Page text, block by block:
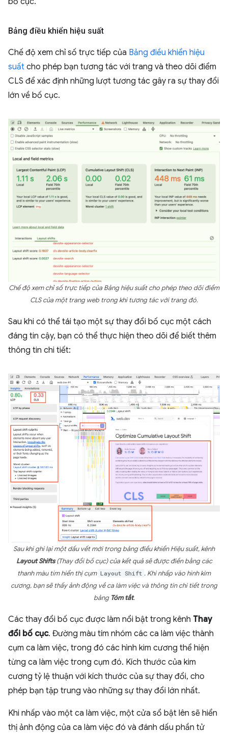
Bảng điều khiển hiệu suất
Chế độ xem chỉ số trực tiếp của Bảng điều khiển hiệu
suất cho phép bạn tương tác với trang và theo dõi điểm
CLS để xác định những lượt tương tác gây ra sự thay đổi
lớn về bố cục.
Chế độ xem chỉ số trực tiếp của Bảng hiệu suất cho phép theo dõi điểm
CLS của một trang web trong khi tương tác với trang đó.
Sau khi có thể tái tạo một sự thay đổi bố cục một cách
đáng tin cậy, bạn có thể thực hiện theo dõi để biết thêm
thông tin chi tiết:
Sau khi ghi lại một dấu vết mới trong bảng điều khiển Hiệu suất, kênh
Layout Shifts(Thay đổi bố cục) của kết quả sẽ được điền bằng các
thanh màu tím hiển thị cụm Layout Shift . Khi nhấp vào hình kim
cương, bạn sẽ thấy ảnh động về ca làm việc và thông tin chi tiết trong
bảng Tóm tắt.
Các thay đổi bố cục được làm nổi bật trong kênh Thay
đổi bố cục. Đường màu tím nhóm các ca làm việc thành
cụm ca làm việc, trong đó các hình kim cương thể hiện
từng ca làm việc trong cụm đó. Kích thước của kim
cương tỷ lệ thuận với kích thước của sự thay đổi, cho
phép bạn tập trung vào những sự thay đổi lớn nhất.
Khi nhấp vào một ca làm việc, một cửa sổ bật lên sẽ hiển
thị ảnh động của ca làm việc đó và đánh dấu phần tử